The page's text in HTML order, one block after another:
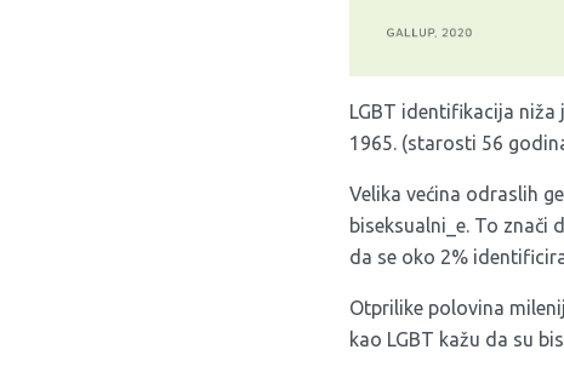
LGBT identifikacija niža
1965. (starosti 56
Velika većina odraslih
biseksualni_e. To znači
da se oko 2%
Otprilike polovina
kao LGBT kažu da su